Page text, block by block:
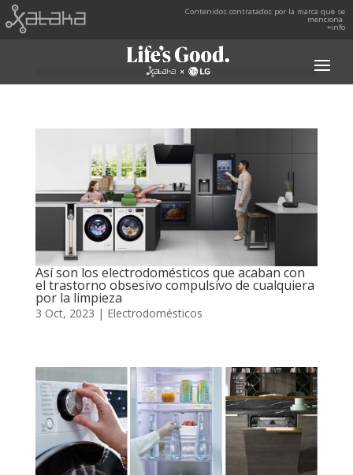
Contenidos contratados por la marca que se
menciona.
+info
Así son los electrodomésticos que acaban con
el trastorno obsesivo compulsivo de cualquiera
por la limpieza
3 Oct, 2023 | Electrodomésticos